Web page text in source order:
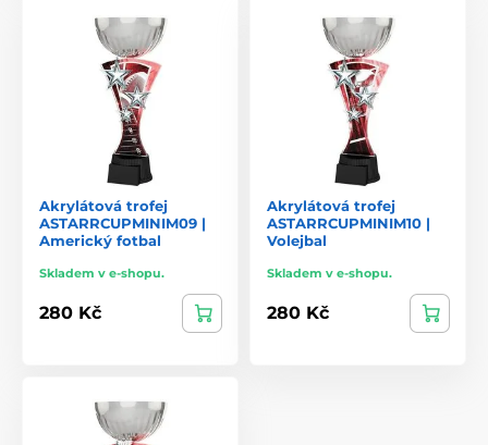
Akrylátová trofej
ASTARRCUPMINIM09 |
Americký fotbal
Skladem v e-shopu.
280 Kč
Akrylátová trofej
ASTARRCUPMINIM10 |
Volejbal
Skladem v e-shopu.
280 Kč